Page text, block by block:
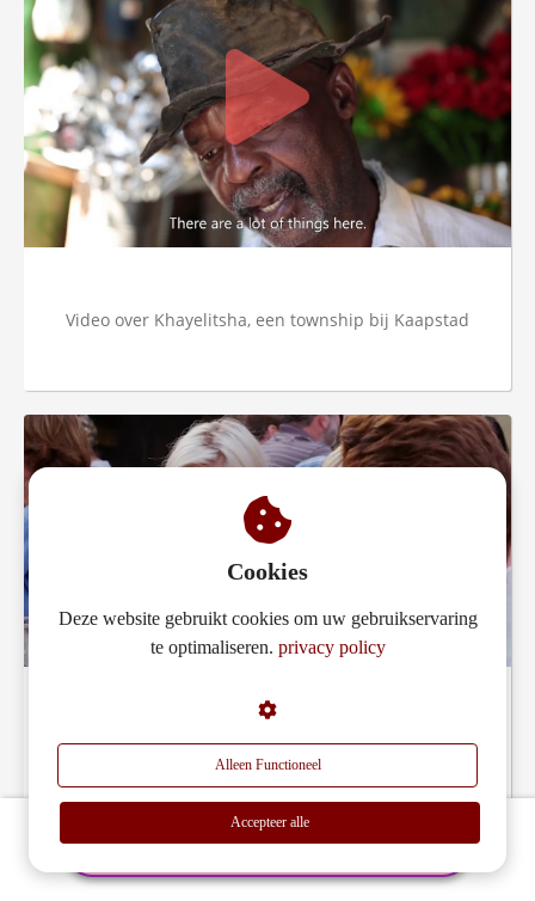
Video over Khayelitsha, een township bij Kaapstad
Video over Somerset West in de Cape Winelands
Bel of mail Mister Goodlife
Cookies
Deze website gebruikt cookies om uw gebruikservaring
te optimaliseren. privacy policy
Alleen Functioneel
Accepteer alle